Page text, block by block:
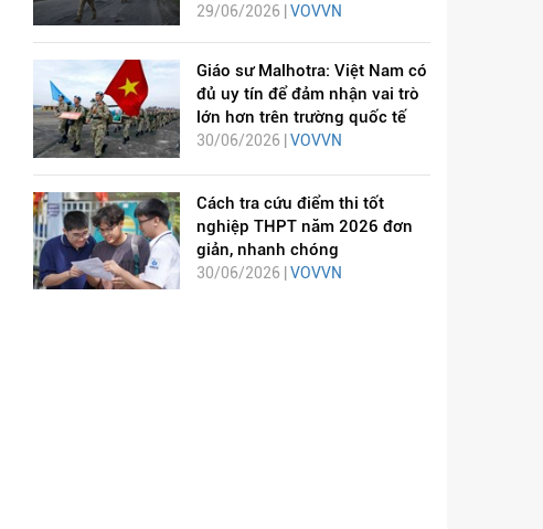
29/06/2026 | VOVVN
Giáo sư Malhotra: Việt Nam có
đủ uy tín để đảm nhận vai trò
lớn hơn trên trường quốc tế
30/06/2026 | VOVVN
Cách tra cứu điểm thi tốt
nghiệp THPT năm 2026 đơn
giản, nhanh chóng
30/06/2026 | VOVVN